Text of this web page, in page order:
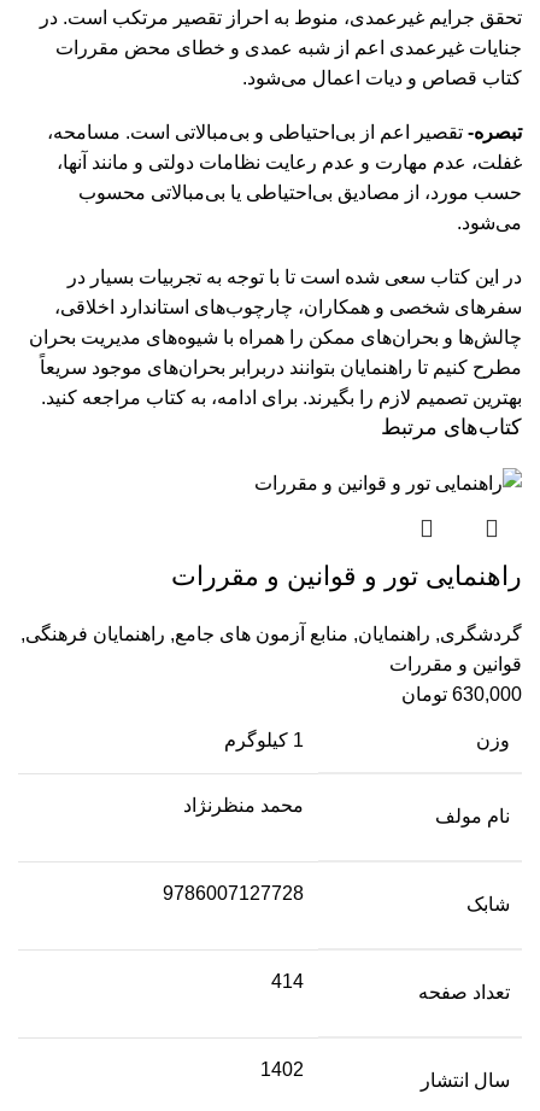
تحقق جرایم غیر‌عمدی، منوط به احراز تقصیر مرتکب است. در
جنایات غیر‌عمدی اعم از شبه عمدی و خطای محض مقررات
کتاب قصاص و دیات اعمال می‌شود.
تبصره- تقصیر اعم از بی‌احتیاطی و بی‌مبالاتی است. مسامحه،
غفلت، عدم مهارت و عدم رعایت نظامات دولتی و مانند آنها،
حسب مورد، از مصادیق بی‌احتیاطی یا بی‌مبالاتی محسوب
می‌شود.
در این کتاب سعی شده است تا با توجه به تجربیات بسیار در
سفر‌های شخصی و همکاران، چارچوب‌های استاندارد اخلاقی،
چالش‌ها و بحران‌های ممکن را همراه با شیوه‌های مدیریت بحران
مطرح کنیم تا راهنمایان بتوانند دربرابر بحران‌های موجود سریعاً
بهترین تصمیم لازم را بگیرند. برای ادامه، به کتاب مراجعه کنید.
کتاب‌های مرتبط
راهنمایی تور و قوانین و مقررات
گردشگری, راهنمایان, منابع آزمون های جامع, راهنمایان فرهنگی,
قوانین و مقررات
630,000 تومان
وزن 1 کیلوگرم
نام مولف
محمد ‌منظرنژاد
شابک
9786007127728
تعداد صفحه
414
سال انتشار
1402